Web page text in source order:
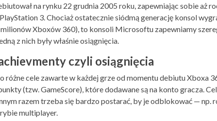
na rynku 22 grudnia 2005 roku, zapewniając sobie aż
3. Chociaż ostatecznie siódmą generację konsol
Xboxów 360), to konsoli Microsoftu zapewniamy
z nich były właśnie osiągnięcia.
czyli osiągnięcia
różne cele zawarte w każdej grze od momentu debiutu Xboxa
(tzw. GameScore), które dodawane są na konto gracza.
razem trzeba się bardzo postarać, by je odblokować —
multiplayer.